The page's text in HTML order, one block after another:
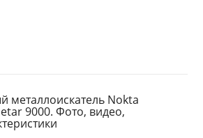
металлоискатель Nokta
9000. Фото, видео,